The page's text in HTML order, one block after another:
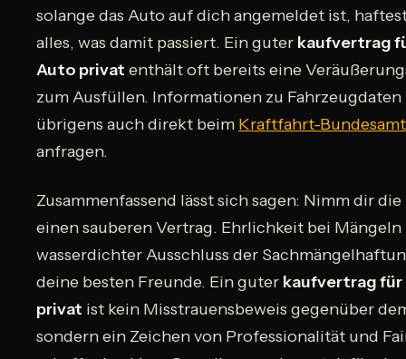
solange das Auto auf dich angemeldet ist,
alles, was damit passiert. Ein guter kaufvertrag
Auto privat enthält oft bereits eine
zum Ausfüllen. Informationen zu Fahrzeugdaten
übrigens auch direkt beim Kraftfahrt-
anfragen.
Zusammenfassend lässt sich sagen: Nimm dir
einen sauberen Vertrag. Ehrlichkeit bei Mängeln
wasserdichter Ausschluss der
deine besten Freunde. Ein guter kaufvertrag für
privat ist kein Misstrauensbeweis gegenüber
sondern ein Zeichen von Professionalität und